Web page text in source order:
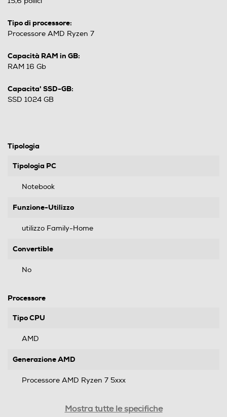
Tipo di processore:
Processore AMD Ryzen 7
Capacità RAM in GB:
RAM 16 Gb
Capacita' SSD-GB:
SSD 1024 GB
Tipologia
Tipologia PC
Notebook
Funzione-Utilizzo
utilizzo Family-Home
Convertible
No
Processore
Tipo CPU
AMD
Generazione AMD
Processore AMD Ryzen 7 5xxx
Mostra tutte le specifiche